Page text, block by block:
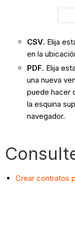
CSV. Elija
en la
PDF. Elija
una nueva
puede hacer
la esquina
navegador.
Crear contratos